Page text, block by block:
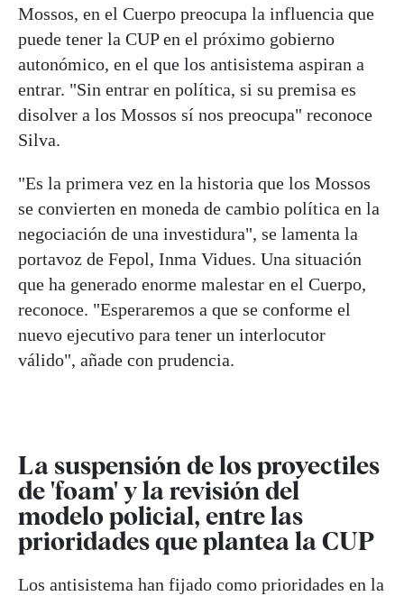
Mossos, en el Cuerpo preocupa la influencia que
puede tener la CUP en el próximo gobierno
autonómico, en el que los antisistema aspiran a
entrar. "Sin entrar en política, si su premisa es
disolver a los Mossos sí nos preocupa" reconoce
Silva.
"Es la primera vez en la historia que los Mossos
se convierten en moneda de cambio política en la
negociación de una investidura", se lamenta la
portavoz de Fepol, Inma Vidues. Una situación
que ha generado enorme malestar en el Cuerpo,
reconoce. "Esperaremos a que se conforme el
nuevo ejecutivo para tener un interlocutor
válido", añade con prudencia.
La suspensión de los proyectiles
de 'foam' y la revisión del
modelo policial, entre las
prioridades que plantea la CUP
Los antisistema han fijado como prioridades en la